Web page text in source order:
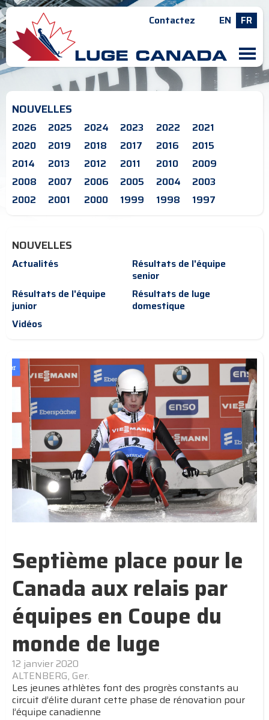
Contactez EN FR
M
NOUVELLES
2026 2025 2024 2023 2022
2021
2020
2019 2018 2017 2016
2015
2014
2013 2012 2011 2010
2009
2008
2007 2006 2005 2004
2003
2002
2001 2000 1999 1998 1997
NOUVELLES
Actualités
Résultats de l'équipe
senior
Résultats de l'équipe
junior
Résultats de luge
domestique
Vidéos
Septième place pour le
Canada aux relais par
équipes en Coupe du
monde de luge
12 janvier 2020
ALTENBERG, Ger.
Les jeunes athlètes font des progrès constants au
circuit d’élite durant cette phase de rénovation pour
l’équipe canadienne